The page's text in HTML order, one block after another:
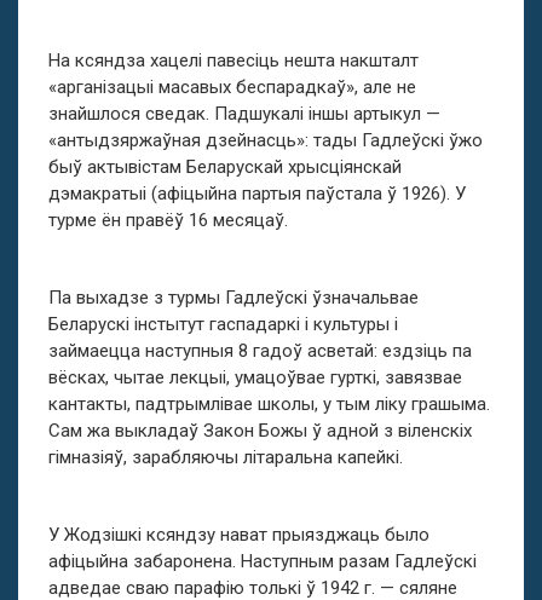
На ксяндза хацелі павесіць нешта накшталт
«арганізацыі масавых беспарадкаў», але не
знайшлося сведак. Падшукалі іншы артыкул —
«антыдзяржаўная дзейнасць»: тады Гадлеўскі ўжо
быў актывістам Беларускай хрысціянскай
дэмакратыі (афіцыйна партыя паўстала ў 1926). У
турме ён правёў 16 месяцаў.
Па выхадзе з турмы Гадлеўскі ўзначальвае
Беларускі інстытут гаспадаркі і культуры і
займаецца наступныя 8 гадоў асветай: ездзіць па
вёсках, чытае лекцыі, умацоўвае гурткі, завязвае
кантакты, падтрымлівае школы, у тым ліку грашыма.
Сам жа выкладаў Закон Божы ў адной з віленскіх
гімназіяў, зарабляючы літаральна капейкі.
У Жодзішкі ксяндзу нават прыязджаць было
афіцыйна забаронена. Наступным разам Гадлеўскі
адведае сваю парафію толькі ў 1942 г. — сяляне